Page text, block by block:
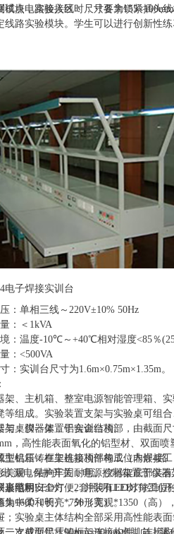
试点，实验接线时，只要拿锁紧插头线
模块电路接入区：尺寸各为
线路实验模块。学生可以进行创新性练
电子焊接实训台
：单相三线～220V±10% 50Hz
：＜1kVA
：温度-10℃～+40℃相对湿度<85％
：<500VA
：实训台尺寸为1.6m×0.75m×1.35m。
架、主机箱、整室电源智能管理箱、
等组成。实验装置支架与实验桌可组合
与桌脚一体，铝合金结构。
架：仪器架置于实训台顶部，由截面尺
，高性能表面氧化的铝型材、双面喷
型铝压铸框架连接构件构成（非焊接工
美观，结构牢固耐用。仪器架底部装有
形照明LED灯，2套照明LED灯每工位
集中柔和明亮，外形美观。
主机箱：在主机箱顶部每工位内嵌4路
,漏电保护开关，电源控制箱置于仪器
表电用安全方便。并装有LED灯控制开
桌结构：
为1600（长）*750（宽）*1350（高）
；实验桌主体结构全部采用高性能表面